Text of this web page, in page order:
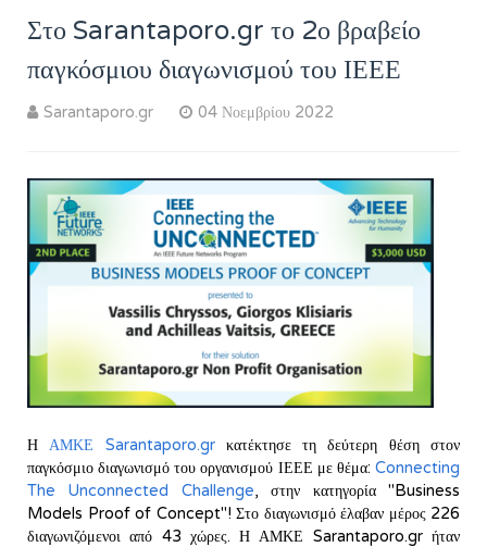
Στο Sarantaporo.gr το 2ο βραβείο
παγκόσμιου διαγωνισμού του ΙΕΕΕ
Sarantaporo.gr 04 Νοεμβρίου 2022
ΗΑΜΚΕ Sarantaporo.grκατέκτησε τη δεύτερη θέση στον
παγκόσμιο διαγωνισμό του οργανισμού ΙΕΕΕ με θέμα: Connecting
The Unconnected Challenge, στην κατηγορία "Business
Models Proof of Concept"! Στο διαγωνισμό έλαβαν μέρος 226
διαγωνιζόμενοι από 43 χώρες. Η ΑΜΚΕ Sarantaporo.gr ήταν